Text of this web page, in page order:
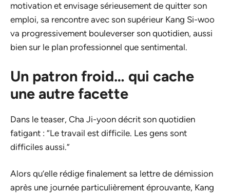
motivation et envisage sérieusement de quitter son
emploi, sa rencontre avec son supérieur Kang Si-woo
va progressivement bouleverser son quotidien, aussi
bien sur le plan professionnel que sentimental.
Un patron froid… qui cache
une autre facette
Dans le teaser, Cha Ji-yoon décrit son quotidien
fatigant : “Le travail est difficile. Les gens sont
difficiles aussi.”
Alors qu’elle rédige finalement sa lettre de démission
après une journée particulièrement éprouvante, Kang